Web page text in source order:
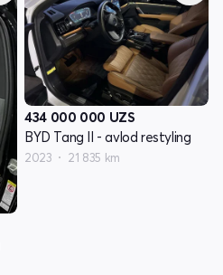
434 000 000 UZS
BYD Tang II - avlod restyling
2023 21 835 km